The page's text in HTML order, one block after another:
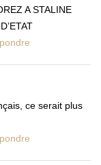
A STALINE
ce serait plus